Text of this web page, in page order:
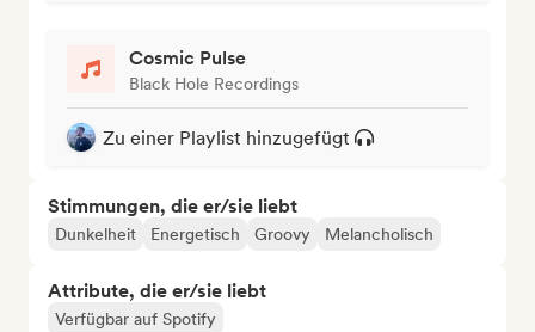
Cosmic Pulse
Black Hole Recordings
Zu einer Playlist hinzugefügt
Stimmungen, die er/sie liebt
Dunkelheit Energetisch Groovy Melancholisch
Attribute, die er/sie liebt
Verfügbar auf Spotify